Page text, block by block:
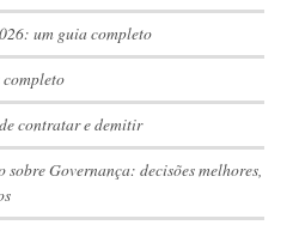
um guia completo
contratar e demitir
Governança: decisões melhores,